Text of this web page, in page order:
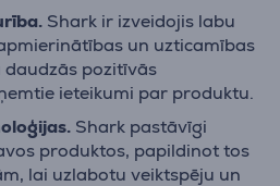
Shark ir izveidojis labu
un uzticamības
daudzās pozitīvās
ieteikumi par produktu.
Shark pastāvīgi
produktos, papildinot tos
lai uzlabotu veiktspēju un